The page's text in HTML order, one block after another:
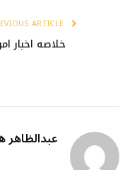
خلاصه اخبار